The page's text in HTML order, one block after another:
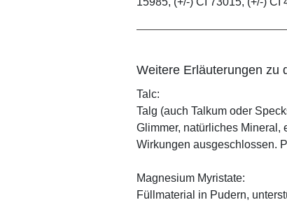
Weitere Erläuterungen zu
Talc:
Talg (auch Talkum oder
Glimmer, natürliches
Wirkungen ausgeschlossen.
Magnesium Myristate:
Füllmaterial in Pudern,